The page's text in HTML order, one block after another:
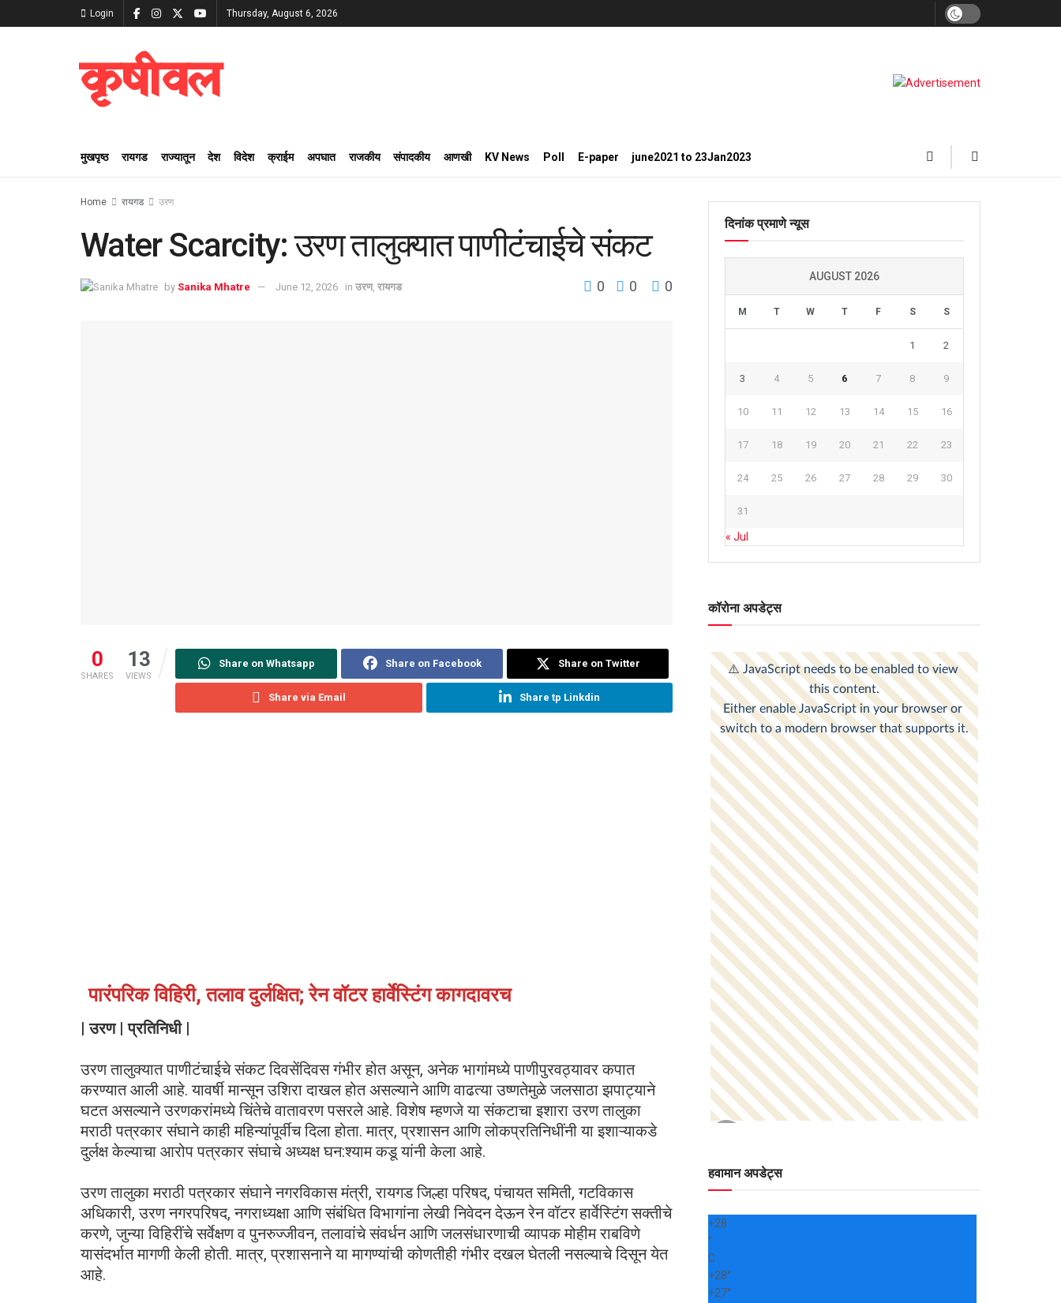
Login Thursday, August 6, 2026
कृषीवल
मुखपृष्ठ रायगड राज्यातून देश विदेश क्राईम अपघात राजकीय संपादकीय आणखी KV News Poll E-paper june2021 to 23Jan2023
Home रायगड उरण
Water Scarcity: उरण तालुक्यात पाणीटंचाईचे संकट
by Sanika Mhatre June 12, 2026 in उरण, रायगड 0 0 0
0
SHARES
13
VIEWS
Share on Whatsapp Share on Facebook Share on Twitter
Share via Email Share tp Linkdin
पारंपरिक विहिरी, तलाव दुर्लक्षित; रेन वॉटर हार्वेस्टिंग कागदावरच
| उरण | प्रतिनिधी |
उरण तालुक्यात पाणीटंचाईचे संकट दिवसेंदिवस गंभीर होत असून, अनेक भागांमध्ये पाणीपुरवठ्यावर कपात
करण्यात आली आहे. यावर्षी मान्सून उशिरा दाखल होत असल्याने आणि वाढत्या उष्णतेमुळे जलसाठा झपाट्याने
घटत असल्याने उरणकरांमध्ये चिंतेचे वातावरण पसरले आहे. विशेष म्हणजे या संकटाचा इशारा उरण तालुका
मराठी पत्रकार संघाने काही महिन्यांपूर्वीच दिला होता. मात्र, प्रशासन आणि लोकप्रतिनिधींनी या इशाऱ्याकडे
दुर्लक्ष केल्याचा आरोप पत्रकार संघाचे अध्यक्ष घन:श्याम कडू यांनी केला आहे.
उरण तालुका मराठी पत्रकार संघाने नगरविकास मंत्री, रायगड जिल्हा परिषद, पंचायत समिती, गटविकास
अधिकारी, उरण नगरपरिषद, नगराध्यक्षा आणि संबंधित विभागांना लेखी निवेदन देऊन रेन वॉटर हार्वेस्टिंग सक्तीचे
करणे, जुन्या विहिरींचे सर्वेक्षण व पुनरुज्जीवन, तलावांचे संवर्धन आणि जलसंधारणाची व्यापक मोहीम राबविणे
यासंदर्भात मागणी केली होती. मात्र, प्रशासनाने या मागण्यांची कोणतीही गंभीर दखल घेतली नसल्याचे दिसून येत
आहे.
दिनांक प्रमाणे न्यूस
AUGUST 2026
M T W T F S S
1 2
3 4 5 6 7 8 9
10 11 12 13 14 15 16
17 18 19 20 21 22 23
24 25 26 27 28 29 30
31
« Jul
कॉरोना अपडेट्स
हवामान अपडेट्स
+28
°
C
+28°
+27°